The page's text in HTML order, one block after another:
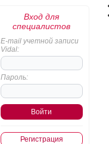
Вход для
специалистов
E-mail учетной записи
Vidal:
Пароль:
Регистрация